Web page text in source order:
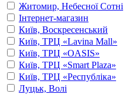
Житомир, Небесної Сотні
Інтернет-магазин
Київ, Воскресенський
Київ, ТРЦ «Lavina Mall»
Київ, ТРЦ «OASIS»
Київ, ТРЦ «Smart Plaza»
Київ, ТРЦ «Республіка»
Луцьк, Волі